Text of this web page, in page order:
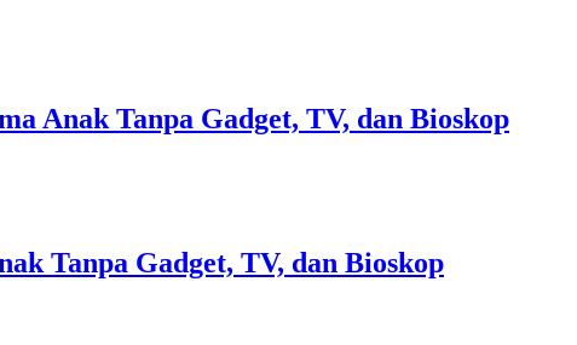
Anak Tanpa Gadget, TV, dan Bioskop
Tanpa Gadget, TV, dan Bioskop